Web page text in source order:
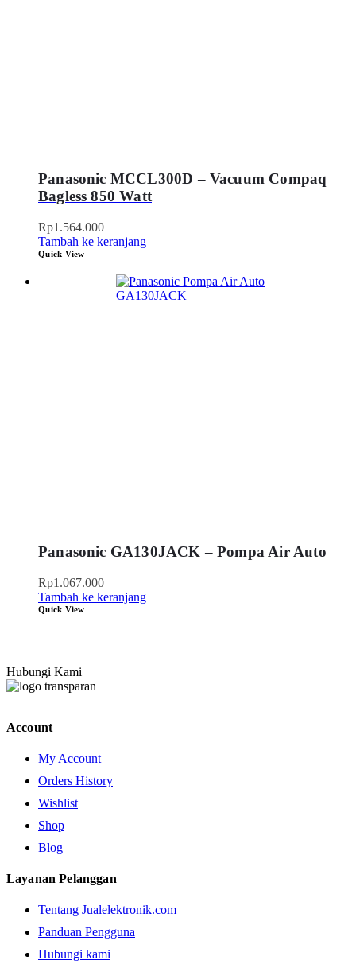
Panasonic MCCL300D – Vacuum Compaq
Bagless 850 Watt
Rp1.564.000
Tambah ke keranjang
Quick View
Panasonic GA130JACK – Pompa Air Auto
Rp1.067.000
Tambah ke keranjang
Quick View
Hubungi Kami
Account
My Account
Orders History
Wishlist
Shop
Blog
Layanan Pelanggan
Tentang Jualelektronik.com
Panduan Pengguna
Hubungi kami